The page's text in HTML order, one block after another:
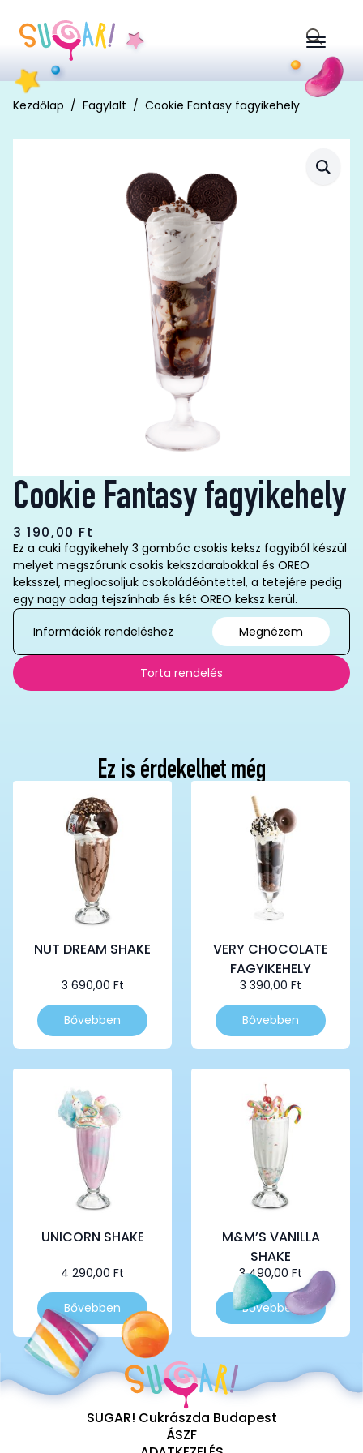
Search
for:
Kezdőlap Fagylalt Cookie Fantasy fagyikehely
Cookie Fantasy fagyikehely
3 190,00 Ft
Ez a cuki fagyikehely 3 gombóc csokis keksz fagyiból készül
melyet megszórunk csokis kekszdarabokkal és OREO
keksszel, meglocsoljuk csokoládéöntettel, a tetejére pedig
egy nagy adag tejszínhab és két OREO keksz kerül.
Információk rendeléshez
Megnézem
Torta rendelés
Ez is érdekelhet még
NUT DREAM SHAKE
3 690,00 Ft
Bővebben
VERY CHOCOLATE
FAGYIKEHELY
3 390,00 Ft
Bővebben
UNICORN SHAKE
4 290,00 Ft
Bővebben
M&M’S VANILLA
SHAKE
3 490,00 Ft
Bővebben
SUGAR! Cukrászda Budapest
ÁSZF